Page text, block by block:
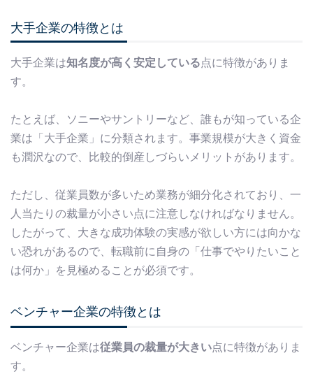
大手企業の特徴とは
大手企業は知名度が高く安定している点に特徴がありま
す。
たとえば、ソニーやサントリーなど、誰もが知っている企
業は「大手企業」に分類されます。事業規模が大きく資金
も潤沢なので、比較的倒産しづらいメリットがあります。
ただし、従業員数が多いため業務が細分化されており、一
人当たりの裁量が小さい点に注意しなければなりません。
したがって、大きな成功体験の実感が欲しい方には向かな
い恐れがあるので、転職前に自身の「仕事でやりたいこと
は何か」を見極めることが必須です。
ベンチャー企業の特徴とは
ベンチャー企業は従業員の裁量が大きい点に特徴がありま
す。